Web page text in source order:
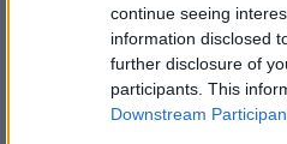
continue seeing
information disclosed
further disclosure of
participants. This
Downstream